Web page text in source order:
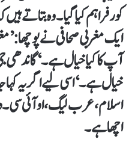
کور فراہم کیا گیا۔ وہ بتاتے
ایک مغربی صحافی نے پوچھا:
آپ کا کیا خیال ہے۔‘ گاندھی
خیال ہے۔‘ اسی لیے اگر یہ کہا
اسلام، عرب لیگ، او آئی
اچھا ہے۔